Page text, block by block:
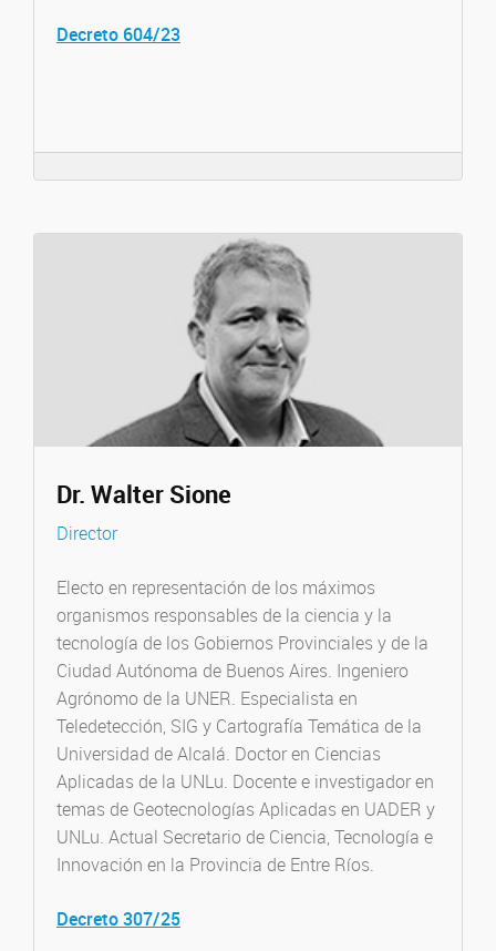
Decreto 604/23
Dr. Walter Sione
Director
Electo en representación de los máximos
organismos responsables de la ciencia y la
tecnología de los Gobiernos Provinciales y de la
Ciudad Autónoma de Buenos Aires. Ingeniero
Agrónomo de la UNER. Especialista en
Teledetección, SIG y Cartografía Temática de la
Universidad de Alcalá. Doctor en Ciencias
Aplicadas de la UNLu. Docente e investigador en
temas de Geotecnologías Aplicadas en UADER y
UNLu. Actual Secretario de Ciencia, Tecnología e
Innovación en la Provincia de Entre Ríos.
Decreto 307/25